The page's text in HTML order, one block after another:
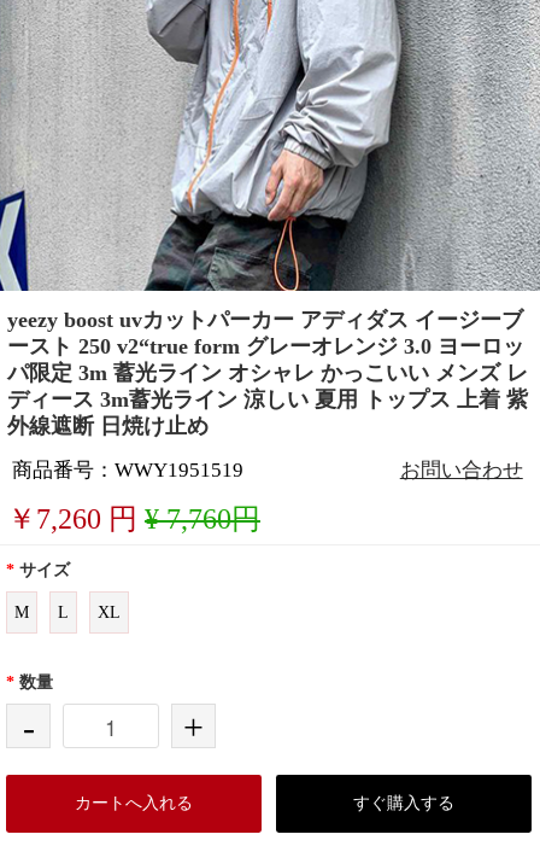
yeezy boost uvカットパーカー アディダス イージーブ
ースト 250 v2“true form グレーオレンジ 3.0 ヨーロッ
パ限定 3m 蓄光ライン オシャレ かっこいい メンズ レ
ディース 3m蓄光ライン 涼しい 夏用 トップス 上着 紫
外線遮断 日焼け止め
商品番号：WWY1951519 お問い合わせ
￥ 7,260 円 ¥ 7,760円
* サイズ
M L XL
* 数量
- +
カートへ入れる すぐ購入する